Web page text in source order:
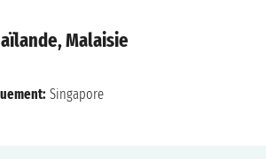
Malaisie
Singapore